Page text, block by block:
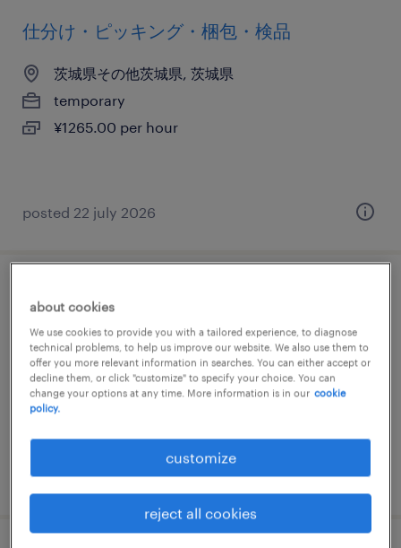
仕分け・ピッキング・梱包・検品
茨城県その他茨城県, 茨城県
temporary
¥1265.00 per hour
posted 22 july 2026
その他の仕分け・ピッキング・梱包、組
立・部品加工、その他（製造）、検品
茨城県その他茨城県, 茨城県
temporary
¥1169.00 per hour
posted 4 september 2025
about cookies
We use cookies to provide you with a tailored experience, to diagnose
technical problems, to help us improve our website. We also use them to
offer you more relevant information in searches. You can either accept or
decline them, or click "customize" to specify your choice. You can
change your options at any time. More information is in our cookie
policy.
customize
reject all cookies